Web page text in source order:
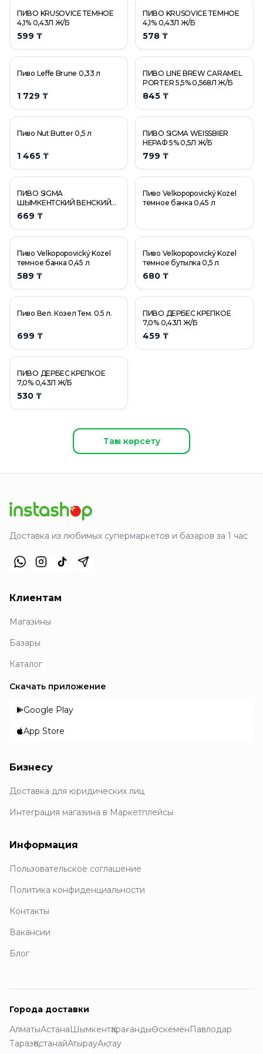
ПИВО KRUSOVICE ТЕМНОЕ
4,1% 0,43Л Ж/Б
599 ₸
ПИВО KRUSOVICE ТЕМНОЕ
4,1% 0,43Л Ж/Б
578 ₸
Пиво Leffe Brune 0,33 л
1 729 ₸
ПИВО LINE BREW CARAMEL
PORTER 5,5% 0,568Л Ж/Б
845 ₸
Пиво Nut Butter 0,5 л
1 465 ₸
ПИВО SIGMA WEISSBIER
НЕРАФ 5% 0,5Л Ж/Б
799 ₸
ПИВО SIGMA
ШЫМКЕНТСКИЙ ВЕНСКИЙ
ЛАГЕР СТ/Б 4,2% 0,5Л
669 ₸
Пиво Velkopopovický Kozel
темное банка 0,45 л
Пиво Velkopopovický Kozel
темное банка 0,45 л
589 ₸
Пиво Velkopopovický Kozel
темное бутылка 0,5 л
680 ₸
Пиво Вел. Козел Тем. 0.5 л.
699 ₸
ПИВО ДЕРБЕС КРЕПКОЕ
7,0% 0,43Л Ж/Б
459 ₸
ПИВО ДЕРБЕС КРЕПКОЕ
7,0% 0,43Л Ж/Б
530 ₸
Тағы көрсету
Доставка из любимых супермаркетов и базаров за 1 час
Клиентам
Магазины
Базары
Каталог
Скачать приложение
Google Play
App Store
Бизнесу
Доставка для юридических лиц
Интеграция магазина в Маркетплейсы
Информация
Пользовательское соглашение
Политика конфиденциальности
Контакты
Вакансии
Блог
Города доставки
АлматыАстанаШымкентҚарағандыӨскеменПавлодар
ТаразҚостанайАтырауАқтау